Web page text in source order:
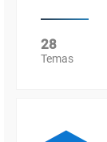
28
Temas